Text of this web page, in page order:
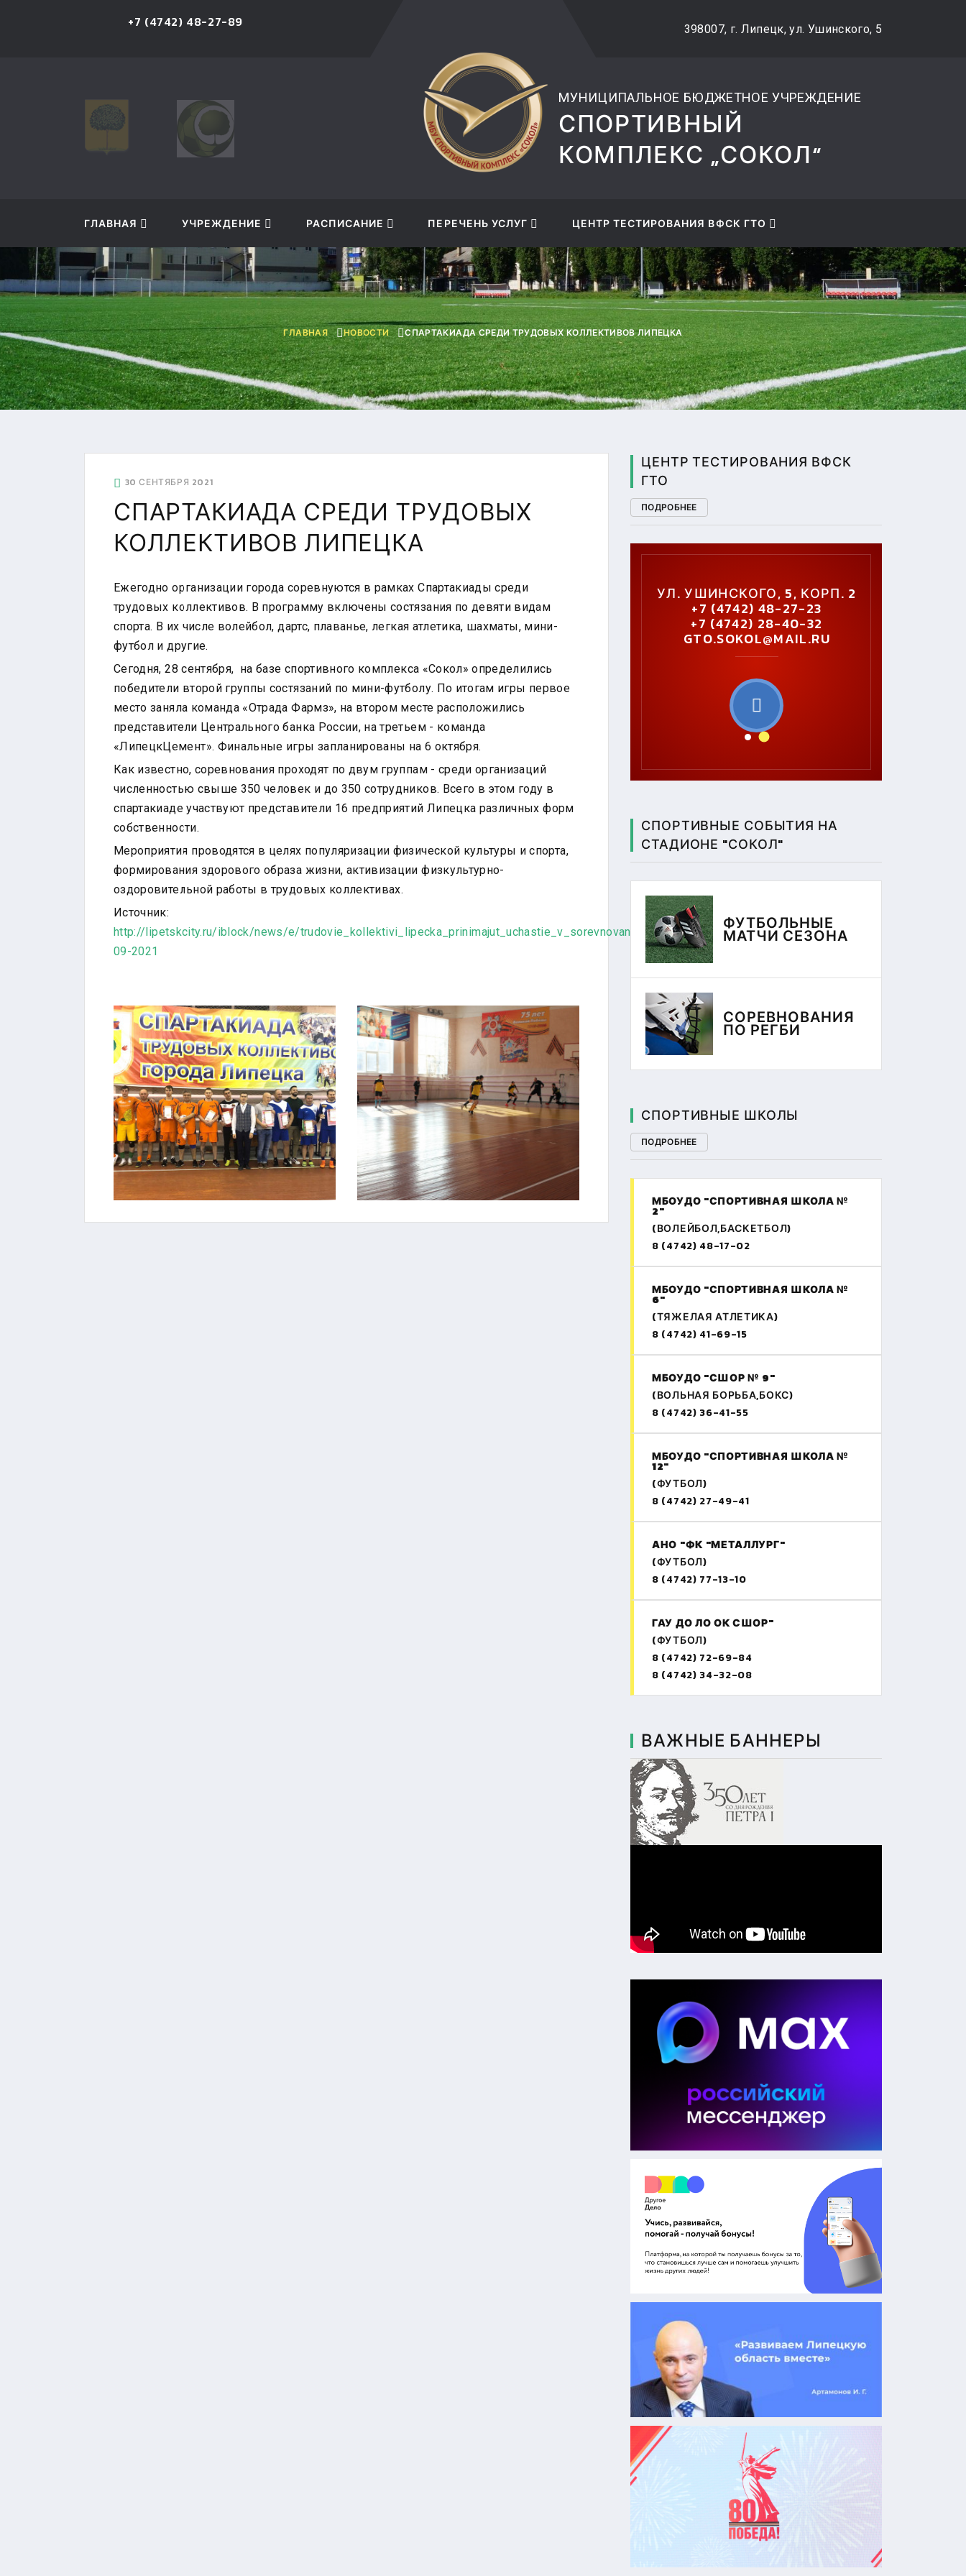
+7 (4742) 48-27-89 musksokol@mail.ru +7 (4742) 48-27-89
398007, г. Липецк, ул. Ушинского, 5
МУНИЦИПАЛЬНОЕ БЮДЖЕТНОЕ УЧРЕЖДЕНИЕ
СПОРТИВНЫЙ
КОМПЛЕКС „СОКОЛ“
ГЛАВНАЯ УЧРЕЖДЕНИЕ РАСПИСАНИЕ ПЕРЕЧЕНЬ УСЛУГ ЦЕНТР ТЕСТИРОВАНИЯ ВФСК ГТО
ГЛАВНАЯ НОВОСТИ СПАРТАКИАДА СРЕДИ ТРУДОВЫХ КОЛЛЕКТИВОВ ЛИПЕЦКА
30 СЕНТЯБРЯ 2021
СПАРТАКИАДА СРЕДИ ТРУДОВЫХ
КОЛЛЕКТИВОВ ЛИПЕЦКА
Ежегодно организации города соревнуются в рамках Спартакиады среди
трудовых коллективов. В программу включены состязания по девяти видам
спорта. В их числе волейбол, дартс, плаванье, легкая атлетика, шахматы, мини-
футбол и другие.
Сегодня, 28 сентября, на базе спортивного комплекса «Сокол» определились
победители второй группы состязаний по мини-футболу. По итогам игры первое
место заняла команда «Отрада Фармз», на втором месте расположились
представители Центрального банка России, на третьем - команда
«ЛипецкЦемент». Финальные игры запланированы на 6 октября.
Как известно, соревнования проходят по двум группам - среди организаций
численностью свыше 350 человек и до 350 сотрудников. Всего в этом году в
спартакиаде участвуют представители 16 предприятий Липецка различных форм
собственности.
Мероприятия проводятся в целях популяризации физической культуры и спорта,
формирования здорового образа жизни, активизации физкультурно-
оздоровительной работы в трудовых коллективах.
Источник:
http://lipetskcity.ru/iblock/news/e/trudovie_kollektivi_lipecka_prinimajut_uchastie_v_sorevnovanijah_po_minifutbolu_29-
09-2021
ЦЕНТР ТЕСТИРОВАНИЯ ВФСК
ГТО
ПОДРОБНЕЕ
УЛ. УШИНСКОГО, 5, КОРП. 2
+7 (4742) 48-27-23
+7 (4742) 28-40-32
GTO.SOKOL@MAIL.RU ГТО
ТЕСТИРОВАНИЯ
МБУ СК
"СОКОЛ"
УЛ. УШИНСКОГО, 5, КОРП. 2
+7 (4742) 48-27-23
+7 (4742) 28-40-32
GTO.SOKOL@MAIL.RU
СПОРТИВНЫЕ СОБЫТИЯ НА
СТАДИОНЕ "СОКОЛ"
ФУТБОЛЬНЫЕ
МАТЧИ СЕЗОНА
СОРЕВНОВАНИЯ
ПО РЕГБИ
СПОРТИВНЫЕ ШКОЛЫ
ПОДРОБНЕЕ
МБОУДО "СПОРТИВНАЯ ШКОЛА №
2"
(ВОЛЕЙБОЛ,БАСКЕТБОЛ)
8 (4742) 48-17-02
МБОУДО "СПОРТИВНАЯ ШКОЛА №
6"
(ТЯЖЕЛАЯ АТЛЕТИКА)
8 (4742) 41-69-15
МБОУДО "СШОР № 9"
(ВОЛЬНАЯ БОРЬБА,БОКС)
8 (4742) 36-41-55
МБОУДО "СПОРТИВНАЯ ШКОЛА №
12"
(ФУТБОЛ)
8 (4742) 27-49-41
АНО "ФК "МЕТАЛЛУРГ"
(ФУТБОЛ)
8 (4742) 77-13-10
ГАУ ДО ЛО ОК СШОР"
(ФУТБОЛ)
8 (4742) 72-69-84
8 (4742) 34-32-08
ВАЖНЫЕ БАННЕРЫ